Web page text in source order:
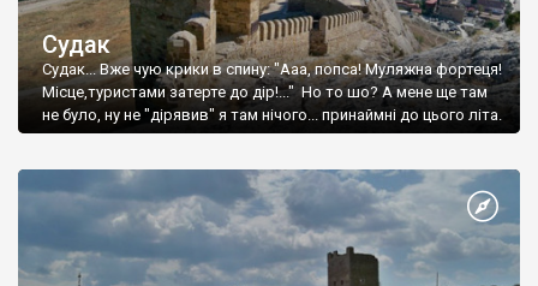
Судак
Судак... Вже чую крики в спину: "Ааа, попса! Муляжна фортеця!
Місце,туристами затерте до дір!..." Но то шо? А мене ще там
не було, ну не "дірявив" я там нічого... принаймні до цього літа.